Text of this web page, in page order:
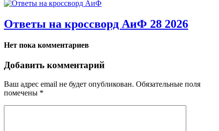
Ответы на кроссворд АиФ 28 2026
Нет пока комментариев
Добавить комментарий
Ваш адрес email не будет опубликован. Обязательные поля
помечены *